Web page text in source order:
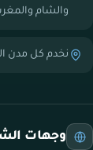
والشام
نخدم كل مدن
وجهات